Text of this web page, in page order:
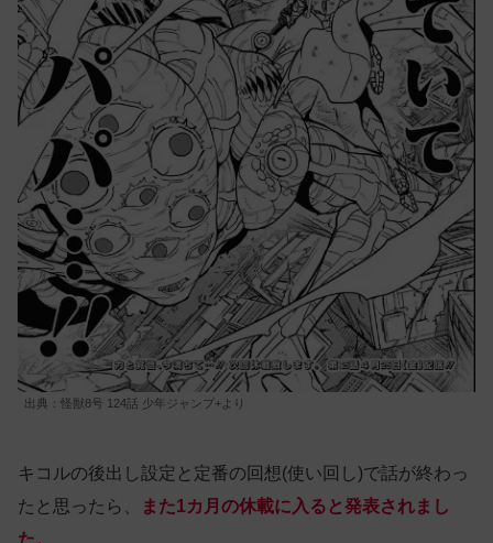
出典：怪獣8号 124話 少年ジャンプ+より
キコルの後出し設定と定番の回想(使い回し)で話が終わっ
たと思ったら、
また1カ月の休載に入ると発表されまし